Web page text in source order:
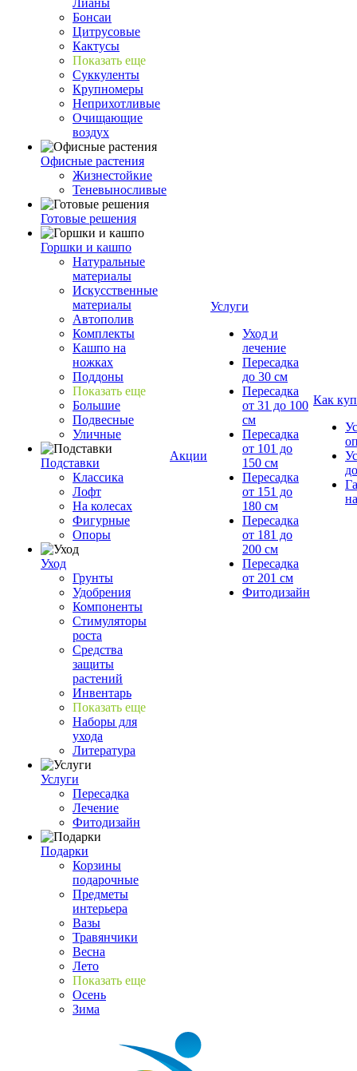
Лианы
Бонсаи
Цитрусовые
Кактусы
Показать еще
Суккуленты
Крупномеры
Неприхотливые
Очищающие
воздух
Офисные растения
Жизнестойкие
Теневыносливые
Готовые решения
Горшки и кашпо
Натуральные
материалы
Искусственные
материалы
Автополив
Комплекты
Кашпо на
ножках
Поддоны
Показать еще
Большие
Подвесные
Уличные
Подставки
Классика
Лофт
На колесах
Фигурные
Опоры
Уход
Грунты
Удобрения
Компоненты
Стимуляторы
роста
Средства
защиты
растений
Инвентарь
Показать еще
Наборы для
ухода
Литература
Услуги
Пересадка
Лечение
Фитодизайн
Подарки
Корзины
подарочные
Предметы
интерьера
Вазы
Травянчики
Весна
Лето
Показать еще
Осень
Зима
Акции
Услуги
Уход и
лечение
Пересадка
до 30 см
Пересадка
от 31 до 100
см
Пересадка
от 101 до
150 см
Пересадка
от 151 до
180 см
Пересадка
от 181 до
200 см
Пересадка
от 201 см
Фитодизайн
Как